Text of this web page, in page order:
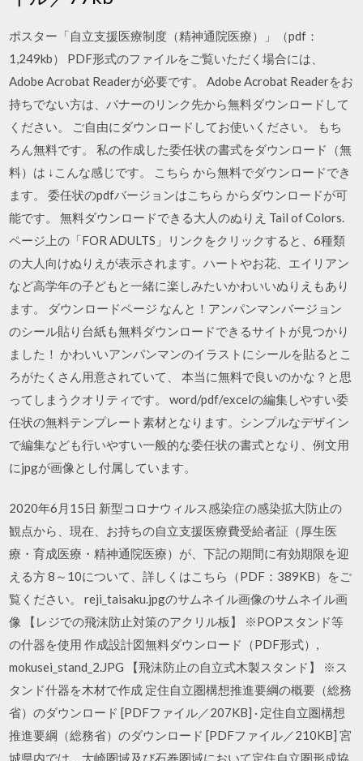
ポスター「自立支援医療制度（精神通院医療）」（pdf：
1,249kb） PDF形式のファイルをご覧いただく場合には、
Adobe Acrobat Readerが必要です。 Adobe Acrobat Readerをお
持ちでない方は、バナーのリンク先から無料ダウンロードして
ください。 ご自由にダウンロードしてお使いください。 もち
ろん無料です。 私の作成した委任状の書式をダウンロード（無
料）は ↓こんな感じです。 こちら から無料でダウンロードでき
ます。 委任状のpdfバージョンはこちら からダウンロードが可
能です。 無料ダウンロードできる大人のぬりえ Tail of Colors.
ページ上の「FOR ADULTS」リンクをクリックすると、6種類
の大人向けぬりえが表示されます。ハートやお花、エイリアン
など高学年の子どもと一緒に楽しみたいかわいいぬりえもあり
ます。 ダウンロードページ なんと！アンパンマンバージョン
のシール貼り台紙も無料ダウンロードできるサイトが見つかり
ました！ かわいいアンパンマンのイラストにシールを貼るとこ
ろがたくさん用意されていて、 本当に無料で良いのかな？と思
ってしまうクオリティです。 word/pdf/excelの編集しやすい委
任状の無料テンプレート素材となります。シンプルなデザイン
で編集なども行いやすい一般的な委任状の書式となり、例文用
にjpgが画像とし付属しています。
2020年6月15日 新型コロナウィルス感染症の感染拡大防止の
観点から、現在、お持ちの自立支援医療費受給者証（厚生医
療・育成医療・精神通院医療）が、下記の期間に有効期限を迎
える方 8～10について、詳しくはこちら（PDF：389KB）をご
覧ください。 reji_taisaku.jpgのサムネイル画像のサムネイル画
像 【レジでの飛沫防止対策のアクリル板】 ※POPスタンド等
の什器を使用 作成設計図無料ダウンロード（PDF形式）,
mokusei_stand_2.JPG 【飛沫防止の自立式木製スタンド】 ※ス
タンド什器を木材で作成 定住自立圏構想推進要綱の概要（総務
省）のダウンロード [PDFファイル／207KB] · 定住自立圏構想
推進要綱（総務省）のダウンロード [PDFファイル／210KB] 宮
城県内では，大崎圏域及び石巻圏域において定住自立圏形成協